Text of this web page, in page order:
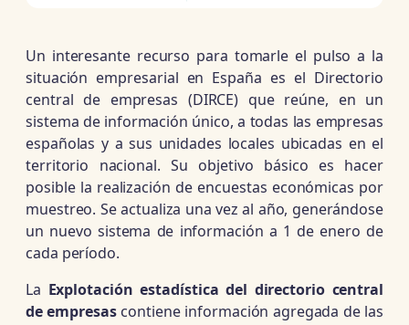
Un interesante recurso para tomarle el pulso a la
situación empresarial en España es el Directorio
central de empresas (DIRCE) que reúne, en un
sistema de información único, a todas las empresas
españolas y a sus unidades locales ubicadas en el
territorio nacional. Su objetivo básico es hacer
posible la realización de encuestas económicas por
muestreo. Se actualiza una vez al año, generándose
un nuevo sistema de información a 1 de enero de
cada período.
La Explotación estadística del directorio central
de empresascontiene información agregada de las